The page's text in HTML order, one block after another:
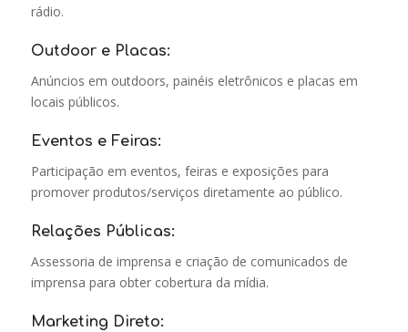
rádio.
Outdoor e Placas:
Anúncios em outdoors, painéis eletrônicos e placas em
locais públicos.
Eventos e Feiras:
Participação em eventos, feiras e exposições para
promover produtos/serviços diretamente ao público.
Relações Públicas:
Assessoria de imprensa e criação de comunicados de
imprensa para obter cobertura da mídia.
Marketing Direto: